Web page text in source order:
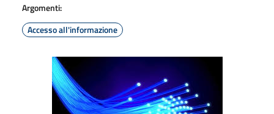
Argomenti:
Accesso all'informazione